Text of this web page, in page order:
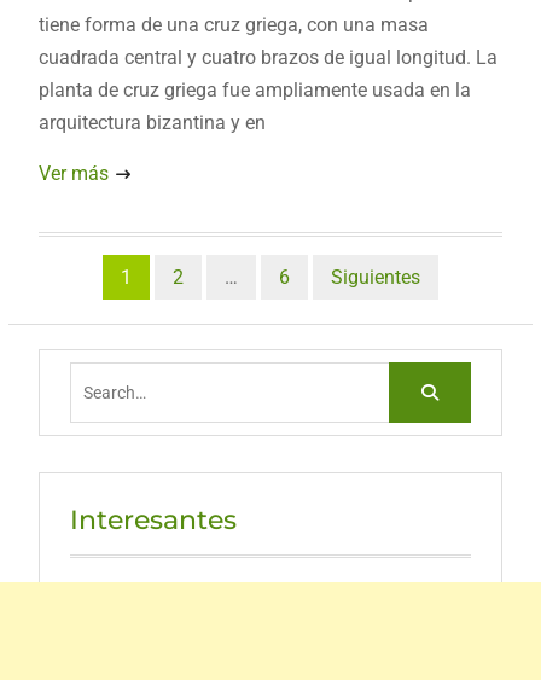
tiene forma de una cruz griega, con una masa
cuadrada central y cuatro brazos de igual longitud. La
planta de cruz griega fue ampliamente usada en la
arquitectura bizantina y en
Ver más
Paginación
de
entradas
1 2 … 6 Siguientes
Interesantes